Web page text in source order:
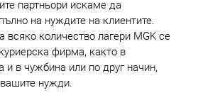
партньори искаме да
на нуждите на клиентите.
всяко количество лагери MGK се
фирма, както в
и в чужбина или по друг начин,
нужди.